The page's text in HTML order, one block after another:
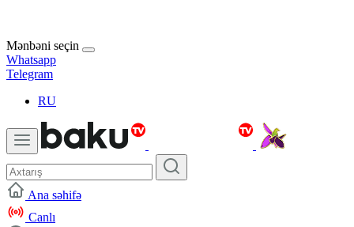
Mənbəni seçin
Whatsapp
Telegram
RU
Ana səhifə
Canlı